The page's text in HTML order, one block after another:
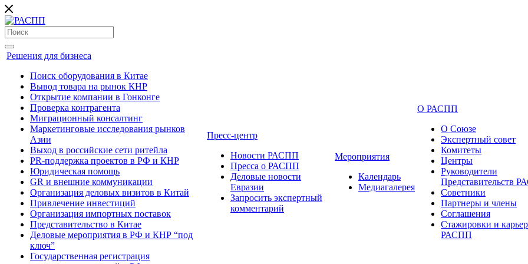
Решения для бизнеса
Поиск оборудования в Китае
Вывод товара на рынок КНР
Открытие компании в Гонконге
Проверка контрагента
Миграционный консалтинг
Маркетинговые исследования рынков
Азии
Выход в российские сети ритейла
PR-поддержка проектов в РФ и КНР
Юридическая помощь
GR и внешние коммуникации
Организация деловых визитов в Китай
Привлечение инвестиций
Организация импортных поставок
Представительство в Китае
Деловые мероприятия в РФ и КНР “под
ключ”
Государственная регистрация
Пресс-центр
Новости РАСПП
Пресса о РАСПП
Деловые новости
Евразии
Запросить экспертный
комментарий
Мероприятия
Календарь
Медиагалерея
О РАСПП
О Союзе
Экспертный совет
Комитеты
Центры
Руководители
Представительств
Советники
Партнеры и члены
Соглашения
Стажировки и
РАСПП